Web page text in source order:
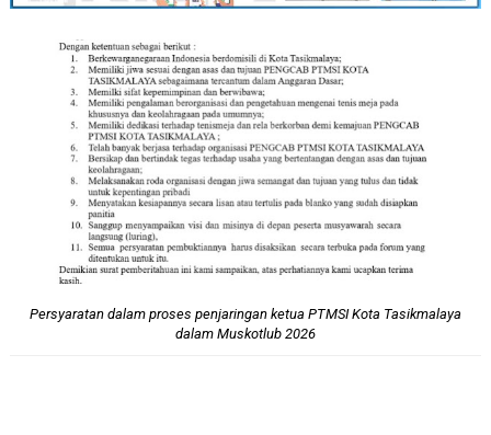
Persyaratan dalam proses penjaringan ketua PTMSI Kota Tasikmalaya
dalam Muskotlub 2026